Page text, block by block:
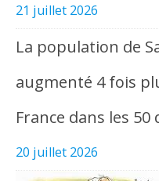
21 juillet 2026
La population de
augmenté 4 fois
France dans les
20 juillet 2026